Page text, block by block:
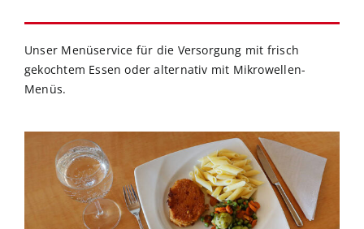
Unser Menüservice für die Versorgung mit frisch
gekochtem Essen oder alternativ mit Mikrowellen-
Menüs.